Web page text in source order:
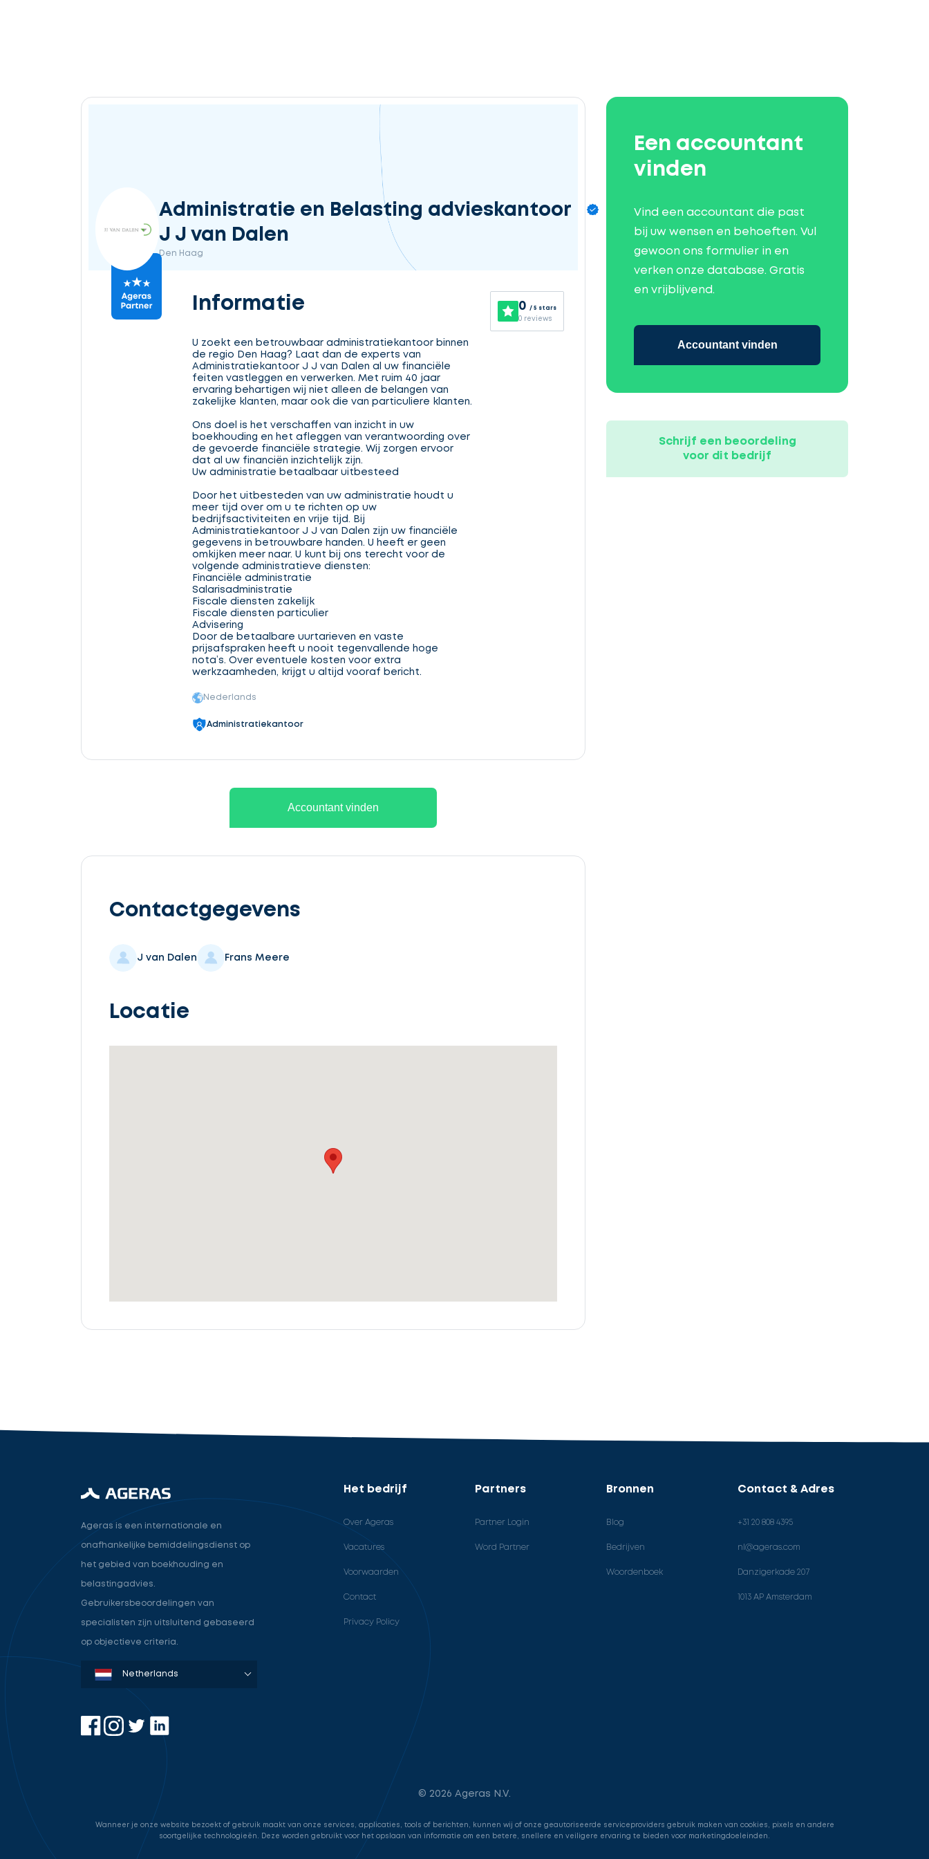
Administratie en Belasting advieskantoor
J J van Dalen
Den Haag
0 / 5 stars
0 reviews
Informatie
U zoekt een betrouwbaar administratiekantoor binnen
de regio Den Haag? Laat dan de experts van
Administratiekantoor J J van Dalen al uw financiële
feiten vastleggen en verwerken. Met ruim 40 jaar
ervaring behartigen wij niet alleen de belangen van
zakelijke klanten, maar ook die van particuliere klanten.
Ons doel is het verschaffen van inzicht in uw
boekhouding en het afleggen van verantwoording over
de gevoerde financiële strategie. Wij zorgen ervoor
dat al uw financiën inzichtelijk zijn.
Uw administratie betaalbaar uitbesteed
Door het uitbesteden van uw administratie houdt u
meer tijd over om u te richten op uw
bedrijfsactiviteiten en vrije tijd. Bij
Administratiekantoor J J van Dalen zijn uw financiële
gegevens in betrouwbare handen. U heeft er geen
omkijken meer naar. U kunt bij ons terecht voor de
volgende administratieve diensten:
Financiële administratie
Salarisadministratie
Fiscale diensten zakelijk
Fiscale diensten particulier
Advisering
Door de betaalbare uurtarieven en vaste
prijsafspraken heeft u nooit tegenvallende hoge
nota’s. Over eventuele kosten voor extra
werkzaamheden, krijgt u altijd vooraf bericht.
Nederlands
Administratiekantoor
Accountant vinden
Contactgegevens
J van Dalen Frans Meere
Locatie
Een accountant
vinden
Vind een accountant die past
bij uw wensen en behoeften. Vul
gewoon ons formulier in en
verken onze database. Gratis
en vrijblijvend.
Accountant vinden
Schrijf een beoordeling
voor dit bedrijf
cta_box.sub_headline
Ageras is een internationale en
onafhankelijke bemiddelingsdienst op
het gebied van boekhouding en
belastingadvies.
Gebruikersbeoordelingen van
specialisten zijn uitsluitend gebaseerd
op objectieve criteria.
Denmark
Sweden
Norway
Netherlands
Germany
USA
Het bedrijf
Over Ageras
Vacatures
Voorwaarden
Contact
Privacy Policy
Partners
Partner Login
Word Partner
Bronnen
Blog
Bedrijven
Woordenboek
Contact & Adres
+31 20 808 4395
nl@ageras.com
Danzigerkade 207
1013 AP Amsterdam
© 2026 Ageras N.V.
Wanneer je onze website bezoekt of gebruik maakt van onze services, applicaties, tools of berichten, kunnen wij of onze geautoriseerde serviceproviders gebruik maken van cookies, pixels en andere
soortgelijke technologieën. Deze worden gebruikt voor het opslaan van informatie om een betere, snellere en veiligere ervaring te bieden voor marketingdoeleinden.